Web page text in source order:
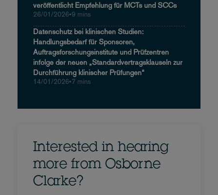
veröffentlicht Empfehlung für MCTs und SCCs
26/01/2026•9 mins
Datenschutz bei klinischen Studien:
Handlungsbedarf für Sponsoren,
Auftragsforschungsinstitute und Prüfzentren
infolge der neuen „Standardvertragsklauseln zur
Durchführung klinischer Prüfungen“
14/01/2026•7 mins
Interested in hearing
more from Osborne
Clarke?